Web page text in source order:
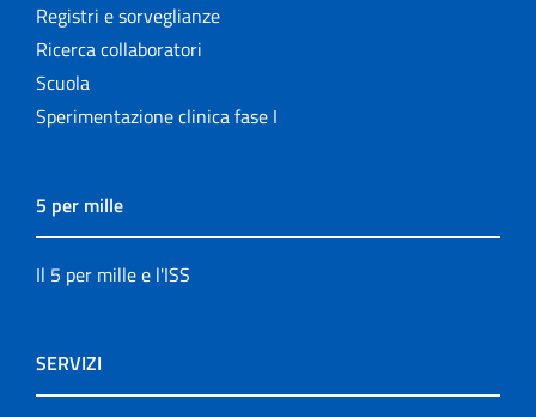
Registri e sorveglianze
Ricerca collaboratori
Scuola
Sperimentazione clinica fase I
5 per mille
Il 5 per mille e l'ISS
SERVIZI